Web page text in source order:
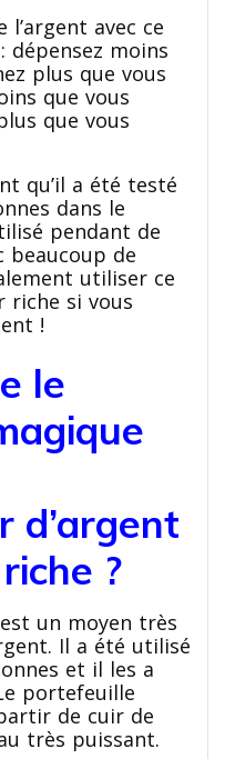
avec ce
dépensez moins
plus que vous
que vous
que vous
qu’il a été testé
dans le
pendant de
beaucoup de
utiliser ce
riche si vous
!
le
d’argent
?
un moyen très
Il a été utilisé
et il les a
portefeuille
de cuir de
très puissant.